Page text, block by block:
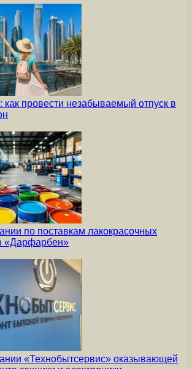
провести незабываемый отпуск в
по поставкам лакокрасочных
«Дарфарбен»
«Технобытсервис» оказывающей